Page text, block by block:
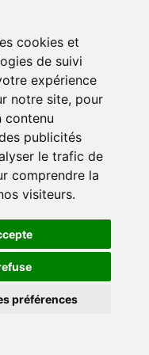
cookies et
de suivi
expérience
notre site, pour
contenu
publicités
le trafic de
comprendre la
visiteurs.
préférences